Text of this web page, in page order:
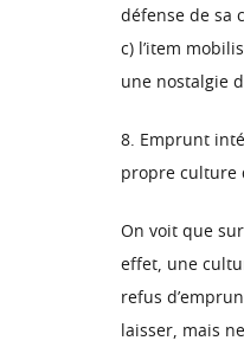
défense de sa
c) l’item
une nostalgie
8. Emprunt
propre culture
On voit que
effet, une
refus
laisser, mais